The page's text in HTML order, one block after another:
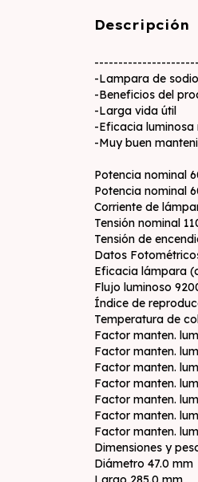
Descripción
-Lampara de
-Beneficios del
-Larga vida útil
-Eficacia luminosa
-Muy buen
Potencia nominal
Potencia nominal
Corriente de
Tensión nominal
Tensión de
Datos
Eficacia lámpara
Flujo luminoso
Índice de
Temperatura de
Factor manten.
Factor manten.
Factor manten.
Factor manten.
Factor manten.
Factor manten.
Factor manten.
Dimensiones y
Diámetro 47.0 mm